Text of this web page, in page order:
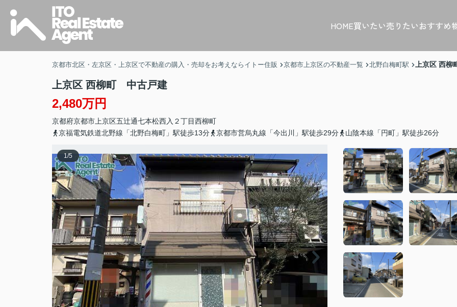
HOME買いたい売りたいおすすめ
京都市北区・左京区・上京区で不動産の購入・売却をお考えならイトー住販 京都市上京区の不動産一覧 北野白梅町駅 上京区 西
上京区 西柳町 中古戸建
2,480万円
京都府京都市上京区五辻通七本松西入２丁目西柳町
京福電気鉄道北野線「北野白梅町」駅徒歩13分
京都市営烏丸線「今出川」駅徒歩29分 山陰本線「円町」駅徒歩26分
1/5